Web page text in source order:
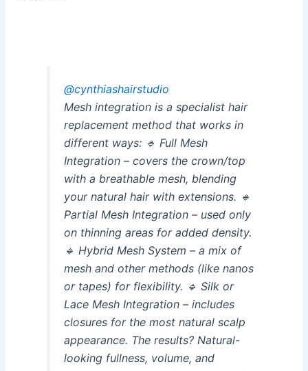
@cynthiashairstudio
Mesh integration is a specialist hair
replacement method that works in
different ways: 🔹 Full Mesh
Integration – covers the crown/top
with a breathable mesh, blending
your natural hair with extensions. 🔹
Partial Mesh Integration – used only
on thinning areas for added density.
🔹 Hybrid Mesh System – a mix of
mesh and other methods (like nanos
or tapes) for flexibility. 🔹 Silk or
Lace Mesh Integration – includes
closures for the most natural scalp
appearance. The results? Natural-
looking fullness, volume, and